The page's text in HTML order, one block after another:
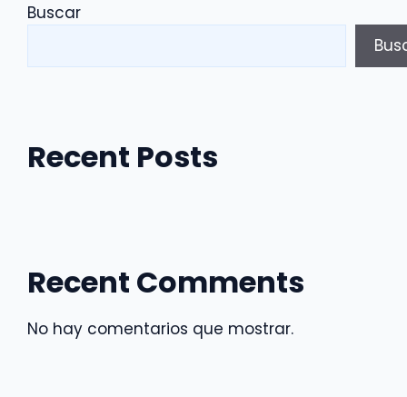
cantidad
Buscar
Recent Posts
Recent Comments
No hay comentarios que mostrar.